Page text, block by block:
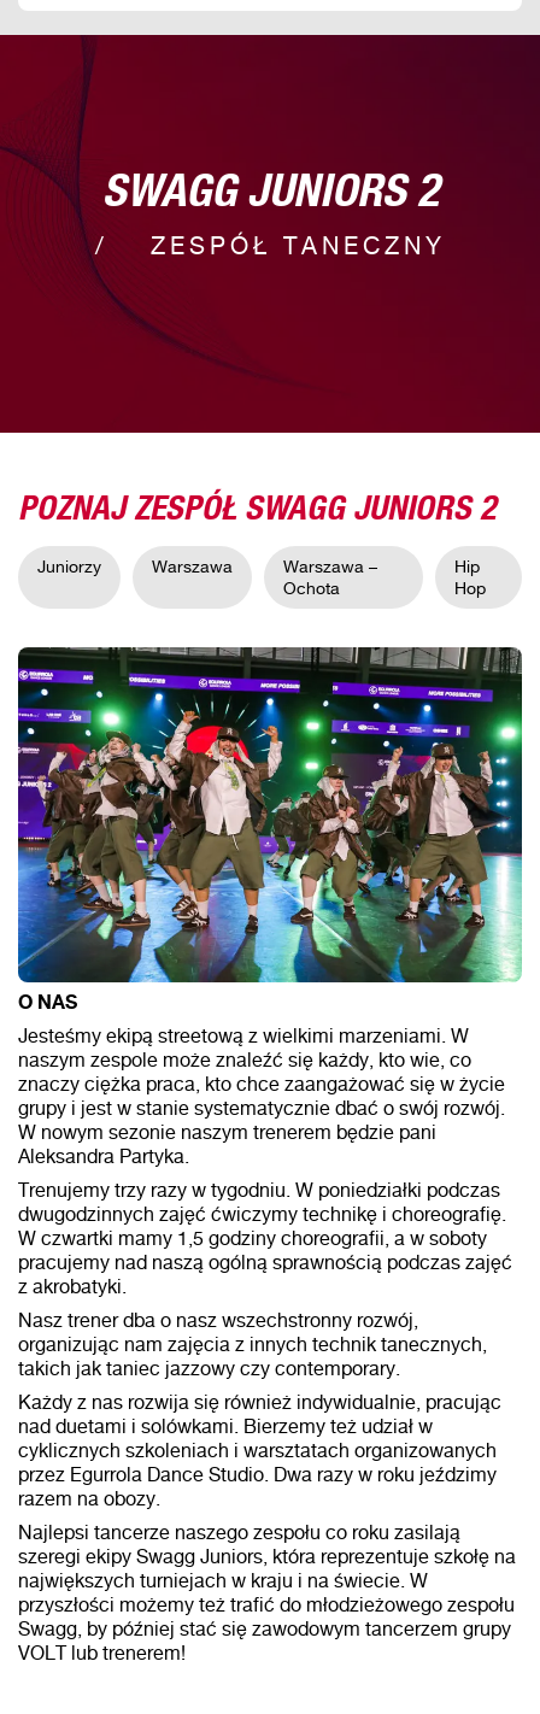
SWAGG JUNIORS 2
ZESPÓŁ TANECZNY
POZNAJ ZESPÓŁ SWAGG JUNIORS 2
Juniorzy Warszawa
Warszawa –
Ochota
Hip
Hop
O NAS
Jesteśmy ekipą streetową z wielkimi marzeniami. W
naszym zespole może znaleźć się każdy, kto wie, co
znaczy ciężka praca, kto chce zaangażować się w życie
grupy i jest w stanie systematycznie dbać o swój rozwój.
W nowym sezonie naszym trenerem będzie pani
Aleksandra Partyka.
Trenujemy trzy razy w tygodniu. W poniedziałki podczas
dwugodzinnych zajęć ćwiczymy technikę i choreografię.
W czwartki mamy 1,5 godziny choreografii, a w soboty
pracujemy nad naszą ogólną sprawnością podczas zajęć
z akrobatyki.
Nasz trener dba o nasz wszechstronny rozwój,
organizując nam zajęcia z innych technik tanecznych,
takich jak taniec jazzowy czy contemporary.
Każdy z nas rozwija się również indywidualnie, pracując
nad duetami i solówkami. Bierzemy też udział w
cyklicznych szkoleniach i warsztatach organizowanych
przez Egurrola Dance Studio. Dwa razy w roku jeździmy
razem na obozy.
Najlepsi tancerze naszego zespołu co roku zasilają
szeregi ekipy Swagg Juniors, która reprezentuje szkołę na
największych turniejach w kraju i na świecie. W
przyszłości możemy też trafić do młodzieżowego zespołu
Swagg, by później stać się zawodowym tancerzem grupy
VOLT lub trenerem!